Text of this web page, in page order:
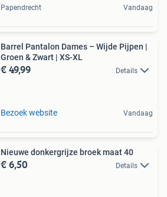
Papendrecht Vandaag
Barrel Pantalon Dames – Wijde Pijpen |
Groen & Zwart | XS-XL
€ 49,99 Details
Bezoek website Vandaag
Nieuwe donkergrijze broek maat 40
€ 6,50 Details